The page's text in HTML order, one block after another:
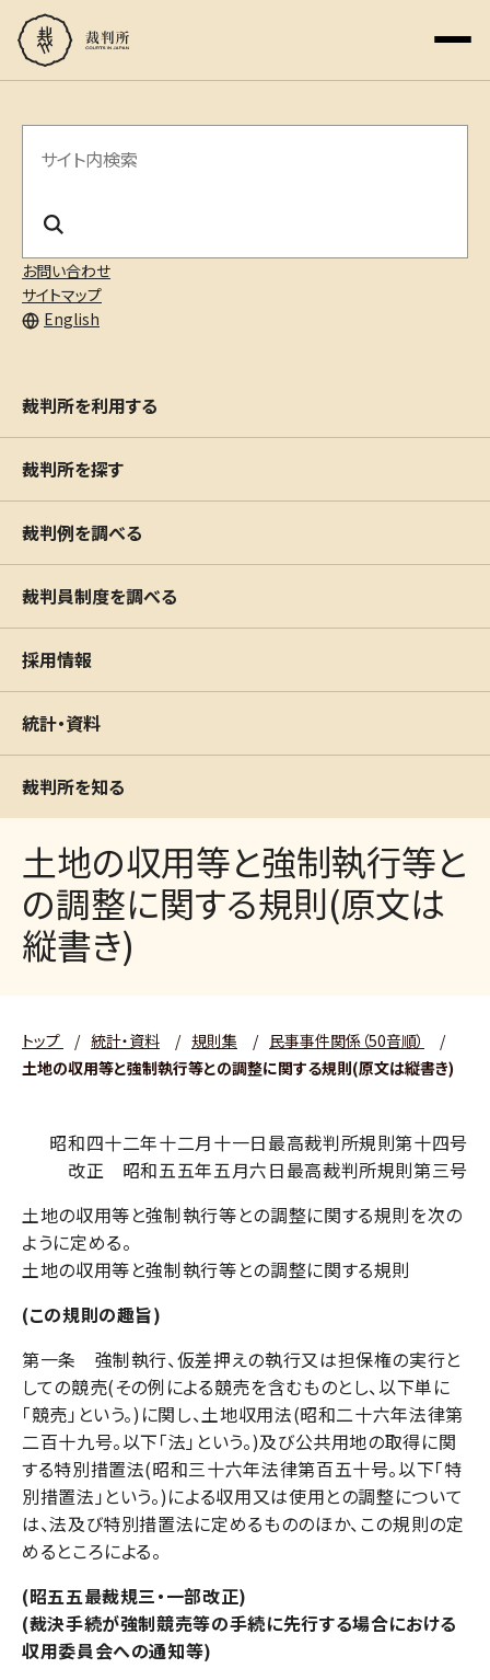
お問い合わせ
サイトマップ
English
サ
内
検
裁判所を利用する
裁判所を探す
裁判例を調べる
裁判員制度を調べる
採用情報
統計・資料
裁判所を知る
土地の収用等と強制執行等と
の調整に関する規則(原文は
縦書き)
トップ / 統計・資料 / 規則集 / 民事事件関係（50音順）
/
土地の収用等と強制執行等との調整に関する規則(原文は縦書き)
昭和四十二年十二月十一日最高裁判所規則第十四号
改正 昭和五五年五月六日最高裁判所規則第三号
土地の収用等と強制執行等との調整に関する規則を次の
ように定める。
土地の収用等と強制執行等との調整に関する規則
(この規則の趣旨)
第一条 強制執行、仮差押えの執行又は担保権の実行と
しての競売(その例による競売を含むものとし、以下単に
「競売」という。)に関し、土地収用法(昭和二十六年法律第
二百十九号。以下「法」という。)及び公共用地の取得に関
する特別措置法(昭和三十六年法律第百五十号。以下「特
別措置法」という。)による収用又は使用との調整について
は、法及び特別措置法に定めるもののほか、この規則の定
めるところによる。
(昭五五最裁規三・一部改正)
(裁決手続が強制競売等の手続に先行する場合における
収用委員会への通知等)